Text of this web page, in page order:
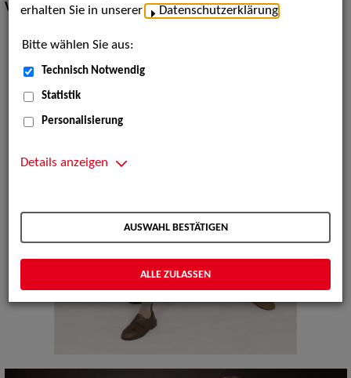
Volksmusik Internationale Folklore:Sonstige
erhalten Sie in unserer
Datenschutzerklärung
Bitte wählen Sie aus:
Technisch Notwendig
Statistik
Personalisierung
Details anzeigen
AUSWAHL BESTÄTIGEN
ALLE ZULASSEN